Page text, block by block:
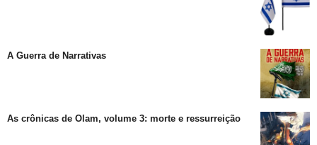
A Guerra de Narrativas
As crônicas de Olam, volume 3: morte e ressurreição